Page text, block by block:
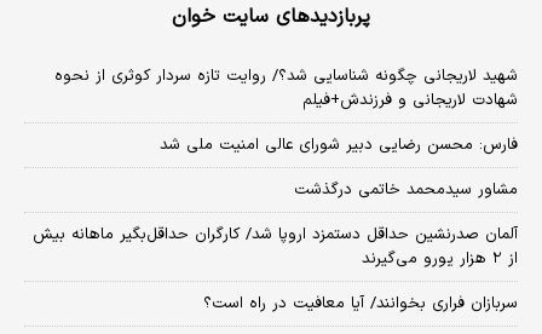
پربازدیدهای سایت خوان
شهید لاریجانی چگونه شناسایی شد؟/ روایت تازه سردار کوثری از نحوه
شهادت لاریجانی و فرزندش+فیلم
فارس: محسن رضایی دبیر شورای عالی امنیت ملی شد
مشاور سیدمحمد خاتمی درگذشت
آلمان صدرنشین حداقل دستمزد اروپا شد/ کارگران حداقل‌بگیر ماهانه بیش
از ۲ هزار یورو می‌گیرند
سربازان فراری بخوانند/ آیا معافیت در راه است؟